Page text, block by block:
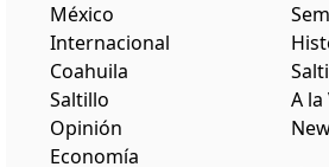
México
Internacional
Coahuila
Saltillo
Opinión
Economía
A